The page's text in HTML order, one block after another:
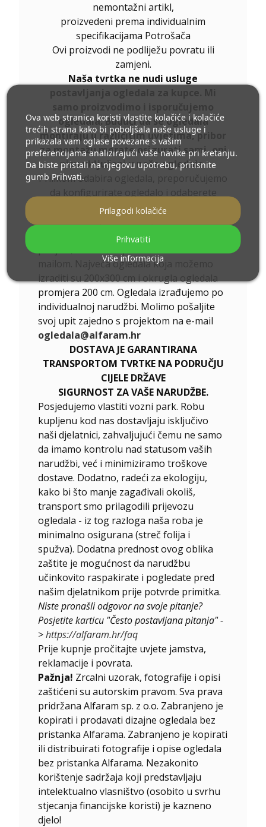
nemontažni artikl,
proizvedeni prema individualnim
specifikacijama Potrošača
Ovi proizvodi ne podliježu povratu ili
zamjeni.
Naša tvrtka ne nudi usluge
ogledala. Budući da se ogledala
montiraju u različitim uvjetima, pribor
za montažu morate osigurati sami, oni
nisu uključeni u naša ogledala.
Prilikom odabira ogledala, preporučujemo
dodatnu opremu
ogledala ili Vam je potrebna drugačija
mailom. Najveća ogledala koja možemo
izraditi su 200x300 cm i okrugla ogledala
promjera 200 cm. Ogledala izrađujemo po
individualnoj narudžbi. Molimo pošaljite
svoj upit zajedno s projektom na e-mail
ogledala@alfaram.hr
DOSTAVA JE GARANTIRANA
TRANSPORTOM TVRTKE NA PODRUČJU
CIJELE DRŽAVE
SIGURNOST ZA VAŠE NARUDŽBE.
Posjedujemo vlastiti vozni park. Robu
kupljenu kod nas dostavljaju isključivo
naši djelatnici, zahvaljujući čemu ne samo
da imamo kontrolu nad statusom vaših
narudžbi, već i minimiziramo troškove
dostave. Dodatno, radeći za ekologiju,
kako bi što manje zagađivali okoliš,
transport smo prilagodili prijevozu
ogledala - iz tog razloga naša roba je
minimalno osigurana (streč folija i
spužva). Dodatna prednost ovog oblika
zaštite je mogućnost da narudžbu
učinkovito raspakirate i pogledate pred
našim djelatnikom prije potvrde primitka.
Niste pronašli odgovor na svoje pitanje?
Posjetite karticu "Često postavljana pitanja" -
>https://alfaram.hr/faq
Prije kupnje pročitajte uvjete jamstva,
reklamacije i povrata.
Pažnja! Zrcalni uzorak, fotografije i opisi
zaštićeni su autorskim pravom. Sva prava
pridržana Alfaram sp. z o.o. Zabranjeno je
kopirati i prodavati dizajne ogledala bez
pristanka Alfarama. Zabranjeno je kopirati
ili distribuirati fotografije i opise ogledala
bez pristanka Alfarama. Nezakonito
korištenje sadržaja koji predstavljaju
intelektualno vlasništvo (osobito u svrhu
stjecanja financijske koristi) je kazneno
djelo!
Ova web stranica koristi vlastite kolačiće i kolačiće
trećih strana kako bi poboljšala naše usluge i
prikazala vam oglase povezane s vašim
preferencijama analizirajući vaše navike pri kretanju.
Da biste pristali na njegovu upotrebu, pritisnite
gumb Prihvati.
Više informacija
Prilagodi kolačiće
Prihvatiti